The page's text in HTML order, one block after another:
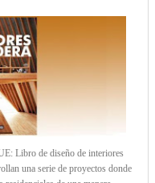
Libro de diseño de interiores
una serie de proyectos donde